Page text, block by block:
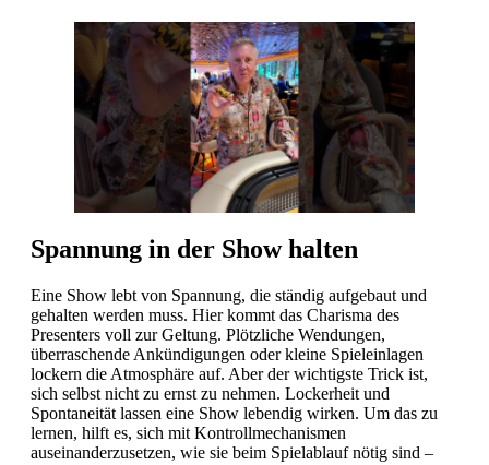
Spannung in der Show halten
Eine Show lebt von Spannung, die ständig aufgebaut und
gehalten werden muss. Hier kommt das Charisma des
Presenters voll zur Geltung. Plötzliche Wendungen,
überraschende Ankündigungen oder kleine Spieleinlagen
lockern die Atmosphäre auf. Aber der wichtigste Trick ist,
sich selbst nicht zu ernst zu nehmen. Lockerheit und
Spontaneität lassen eine Show lebendig wirken. Um das zu
lernen, hilft es, sich mit Kontrollmechanismen
auseinanderzusetzen, wie sie beim Spielablauf nötig sind –